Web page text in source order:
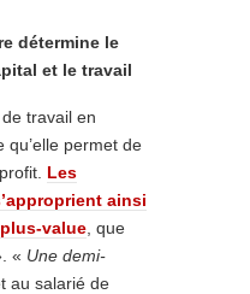
détermine le
et le travail
travail en
qu’elle permet de
Les
ainsi
value , que
« Une demi-
au salarié de